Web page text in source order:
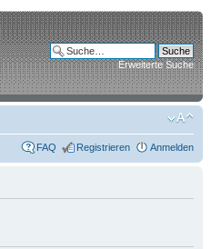
Erweiterte Suche
FAQ Registrieren Anmelden